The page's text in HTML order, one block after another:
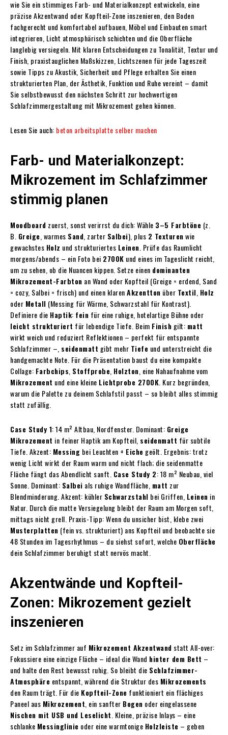
wie Sie ein stimmiges Farb- und Materialkonzept entwickeln, eine
präzise Akzentwand oder Kopfteil-Zone inszenieren, den Boden
fachgerecht und komfortabel aufbauen, Möbel und Einbauten smart
integrieren, Licht atmosphärisch schichten und die Oberfläche
langlebig versiegeln. Mit klaren Entscheidungen zu Tonalität, Textur und
Finish, praxistauglichen Maßskizzen, Lichtszenen für jede Tageszeit
sowie Tipps zu Akustik, Sicherheit und Pflege erhalten Sie einen
strukturierten Plan, der Ästhetik, Funktion und Ruhe vereint – damit
Sie selbstbewusst den nächsten Schritt zur hochwertigen
Schlafzimmergestaltung mit Mikrozement gehen können.
Lesen Sie auch: beton arbeitsplatte selber machen
Farb- und Materialkonzept:
Mikrozement im Schlafzimmer
stimmig planen
Moodboard zuerst, sonst verirrst du dich: Wähle 3–5 Farbtöne (z.
B. Greige , warmes Sand , zarter Salbei), plus 2 Texturenwie
gewachstes Holz und strukturiertes Leinen . Prüfe das Raumlicht
morgens/abends – ein Foto bei 2700K und eines im Tageslicht reicht,
um zu sehen, ob die Nuancen kippen. Setze einen dominanten
Mikrozement-Farbton an Wand oder Kopfteil (Greige = erdend, Sand
= cozy, Salbei = frisch) und einen klarenAkzentton über Textil Holz
oder Metall (Messing für Wärme, Schwarzstahl für Kontrast).
Definiere die Haptik: fein für eine ruhige, hotelartige Bühne oder
leicht strukturiert für lebendige Tiefe. Beim Finish gilt: matt
wirkt weich und reduziert Reflektionen – perfekt für entspannte
Schlafzimmer –, seidenmatt gibt mehr Tiefe und unterstreicht die
handgemachte Note. Für die Präsentation baust du eine kompakte
Collage: Farbchips Stoffprobe Holzton , eine Nahaufnahme vom
Mikrozement und eine kleine Lichtprobe 2700K . Kurz begründen,
warum die Palette zu deinem Schlafstil passt – so bleibt alles stimmig
statt zufällig.
Case Study 1: 14 m² Altbau, Nordfenster. Dominant: Greige
Mikrozement in feiner Haptik am Kopfteil, seidenmatt für subtile
Tiefe. Akzent: Messing bei Leuchten + Eiche geölt. Ergebnis: trotz
wenig Licht wirkt der Raum warm und nicht flach; die seidenmatte
Fläche fängt das Abendlicht sanft. Case Study 2: 18 m² Neubau, viel
Sonne. Dominant: Salbei als ruhige Wandfläche, matt zur
Blendminderung. Akzent: kühler Schwarzstahl bei Griffen, Leinen in
Natur. Durch die matte Versiegelung bleibt der Raum am Morgen soft,
mittags nicht grell. Praxis-Tipp: Wenn du unsicher bist, klebe zwei
Musterplatten (fein vs. strukturiert) ans Kopfteil und beobachte sie
48 Stunden im Tagesrhythmus – du siehst sofort, welche Oberfläche
dein Schlafzimmer beruhigt statt nervös macht.
Akzentwände und Kopfteil-
Zonen: Mikrozement gezielt
inszenieren
Setz im Schlafzimmer auf Mikrozement Akzentwand statt All-over:
Fokussiere eine einzige Fläche – ideal die Wand hinter dem Bett –
und halte den Rest bewusst ruhig. So bleibt die Schlafzimmer-
Atmosphäre entspannt, während die Struktur des Mikrozements
den Raum trägt. Für die Kopfteil-Zone funktioniert ein flächiges
Paneel aus Mikrozement , ein sanfter Bogen oder eingelassene
Nischen mit USB und Leselicht . Kleine, präzise Inlays – eine
schlanke Messinglinie oder eine warmtonige Holzleiste – geben